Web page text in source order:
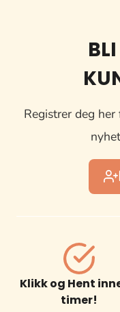
Registrer deg
Klikk og Hent
timer!